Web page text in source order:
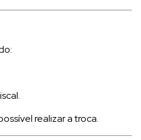
realizar a troca.